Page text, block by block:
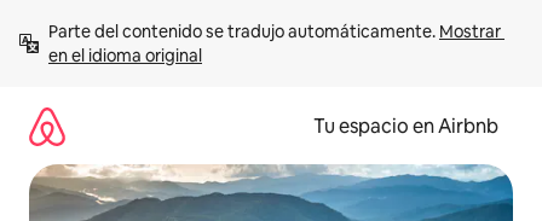
contenido
Parte del contenido se tradujo automáticamente. Mostrar
en el idioma original
Tu espacio en Airbnb